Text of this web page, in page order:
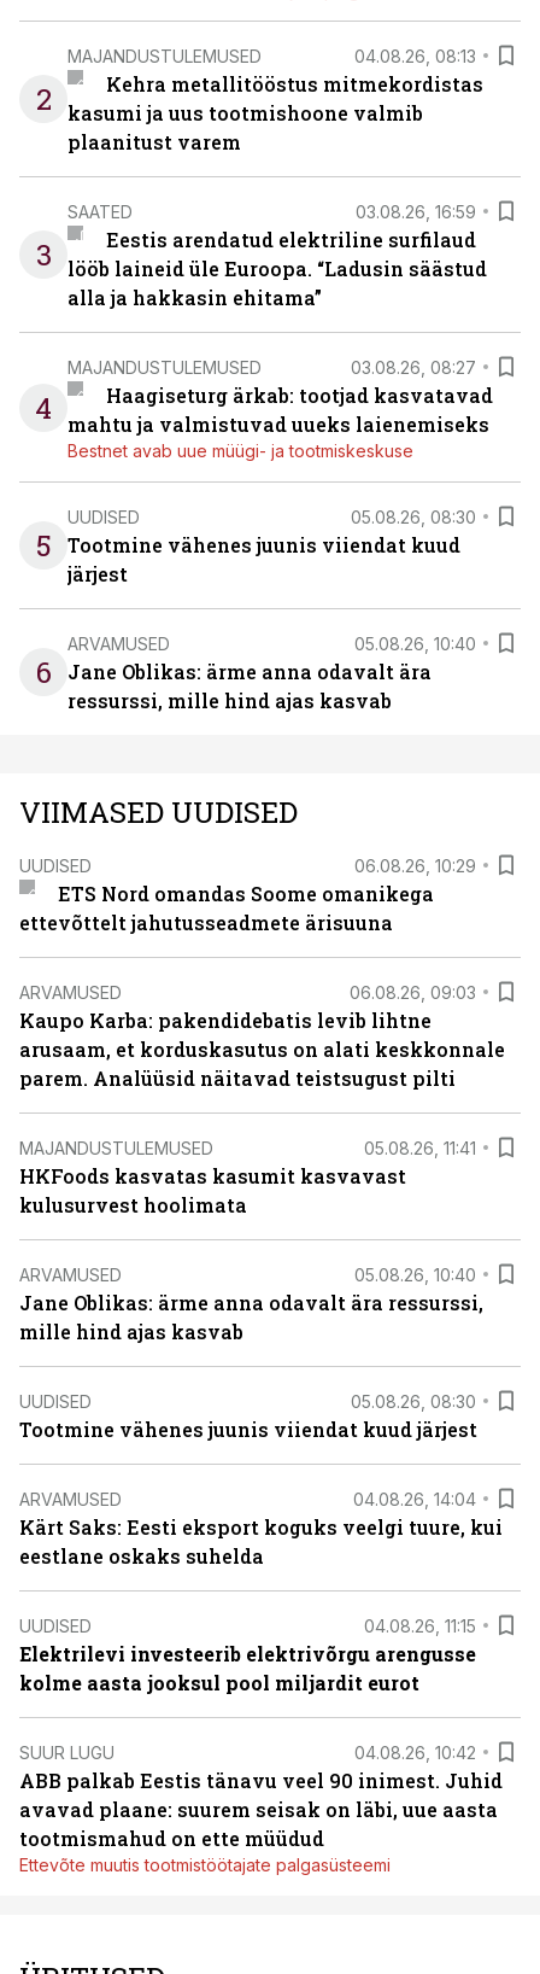
2
MAJANDUSTULEMUSED 04.08.26, 08:13
Kehra metallitööstus mitmekordistas
kasumi ja uus tootmishoone valmib
plaanitust varem
3
SAATED 03.08.26, 16:59
Eestis arendatud elektriline surfilaud
lööb laineid üle Euroopa. “Ladusin säästud
alla ja hakkasin ehitama”
4
MAJANDUSTULEMUSED 03.08.26, 08:27
Haagiseturg ärkab: tootjad kasvatavad
mahtu ja valmistuvad uueks laienemiseks
Bestnet avab uue müügi- ja tootmiskeskuse
5
UUDISED 05.08.26, 08:30
Tootmine vähenes juunis viiendat kuud
järjest
6
ARVAMUSED 05.08.26, 10:40
Jane Oblikas: ärme anna odavalt ära
ressurssi, mille hind ajas kasvab
VIIMASED UUDISED
UUDISED 06.08.26, 10:29
ETS Nord omandas Soome omanikega
ettevõttelt jahutusseadmete ärisuuna
ARVAMUSED 06.08.26, 09:03
Kaupo Karba: pakendidebatis levib lihtne
arusaam, et korduskasutus on alati keskkonnale
parem. Analüüsid näitavad teistsugust pilti
MAJANDUSTULEMUSED 05.08.26, 11:41
HKFoods kasvatas kasumit kasvavast
kulusurvest hoolimata
ARVAMUSED 05.08.26, 10:40
Jane Oblikas: ärme anna odavalt ära ressurssi,
mille hind ajas kasvab
UUDISED 05.08.26, 08:30
Tootmine vähenes juunis viiendat kuud järjest
ARVAMUSED 04.08.26, 14:04
Kärt Saks: Eesti eksport koguks veelgi tuure, kui
eestlane oskaks suhelda
UUDISED 04.08.26, 11:15
Elektrilevi investeerib elektrivõrgu arengusse
kolme aasta jooksul pool miljardit eurot
SUUR LUGU 04.08.26, 10:42
ABB palkab Eestis tänavu veel 90 inimest. Juhid
avavad plaane: suurem seisak on läbi, uue aasta
tootmismahud on ette müüdud
Ettevõte muutis tootmistöötajate palgasüsteemi